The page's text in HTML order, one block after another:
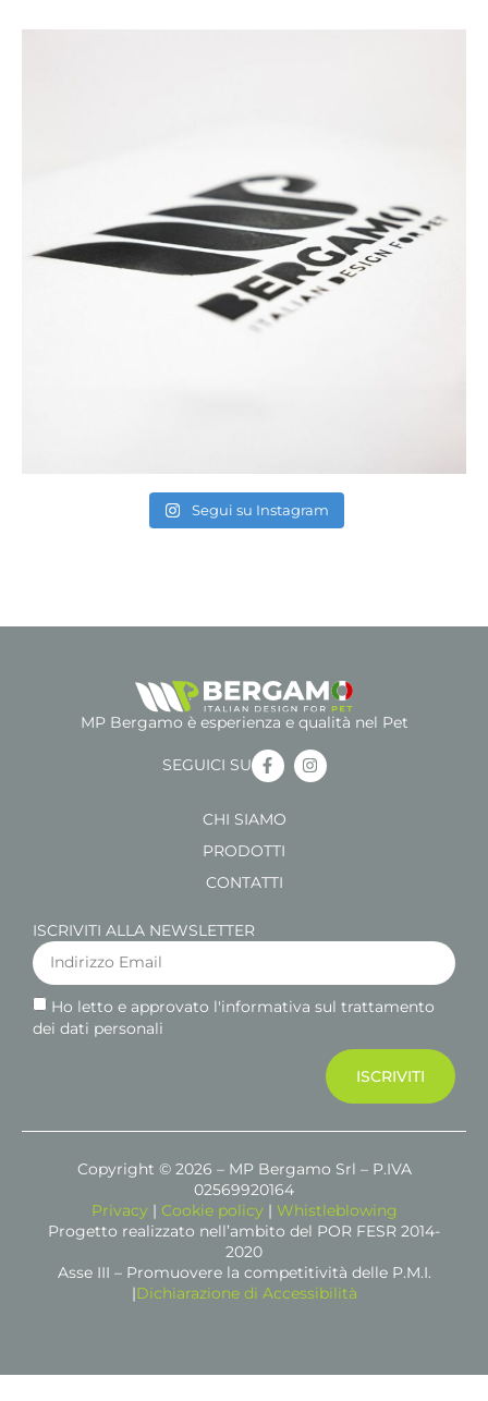
Segui su Instagram
MP Bergamo è esperienza e qualità nel Pet
SEGUICI SU
CHI SIAMO
PRODOTTI
CONTATTI
ISCRIVITI ALLA NEWSLETTER
Ho letto e approvato l'informativa sul trattamento
dei dati personali
ISCRIVITI
Copyright © 2026 – MP Bergamo Srl – P.IVA
02569920164
Privacy | Cookie policy | Whistleblowing
Progetto realizzato nell’ambito del POR FESR 2014-
2020
Asse III – Promuovere la competitività delle P.M.I.
|Dichiarazione di Accessibilità